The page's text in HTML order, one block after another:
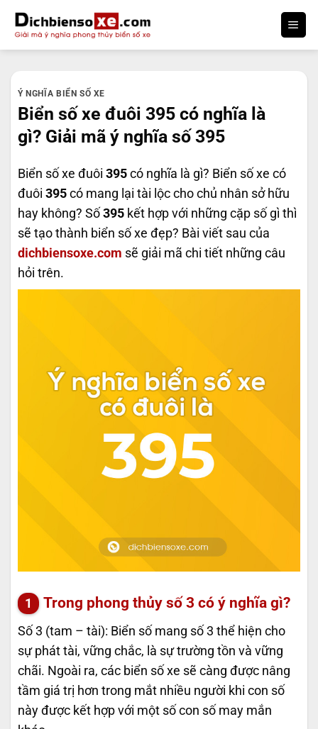
qua
nội
Ý NGHĨA BIỂN SỐ XE
Biển số xe đuôi 395 có nghĩa là
gì? Giải mã ý nghĩa số 395
Biển số xe đuôi 395 có nghĩa là gì? Biển số xe có
đuôi 395 có mang lại tài lộc cho chủ nhân sở hữu
hay không? Số 395 kết hợp với những cặp số gì thì
sẽ tạo thành biển số xe đẹp? Bài viết sau của
dichbiensoxe.com sẽ giải mã chi tiết những câu
hỏi trên.
Trong phong thủy số 3 có ý nghĩa gì?
Số 3 (tam – tài): Biển số mang số 3 thể hiện cho
sự phát tài, vững chắc, là sự trường tồn và vững
chãi. Ngoài ra, các biển số xe sẽ càng được nâng
tầm giá trị hơn trong mắt nhiều người khi con số
này được kết hợp với một số con số may mắn